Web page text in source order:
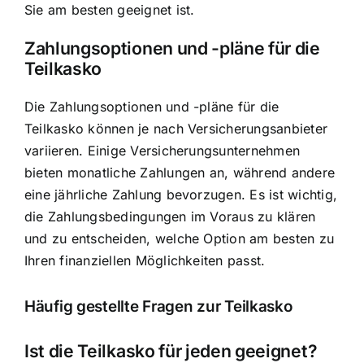
Sie am besten geeignet ist.
Zahlungsoptionen und -pläne für die
Teilkasko
Die Zahlungsoptionen und -pläne für die
Teilkasko können je nach Versicherungsanbieter
variieren. Einige Versicherungsunternehmen
bieten monatliche Zahlungen an, während andere
eine jährliche Zahlung bevorzugen. Es ist wichtig,
die Zahlungsbedingungen im Voraus zu klären
und zu entscheiden, welche Option am besten zu
Ihren finanziellen Möglichkeiten passt.
Häufig gestellte Fragen zur Teilkasko
Ist die Teilkasko für jeden geeignet?